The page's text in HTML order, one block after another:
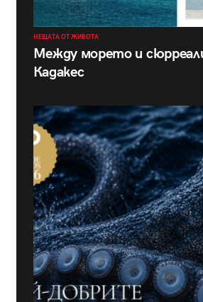
НЕЩАТА ОТ ЖИВОТА
Между морето и
Кадакес